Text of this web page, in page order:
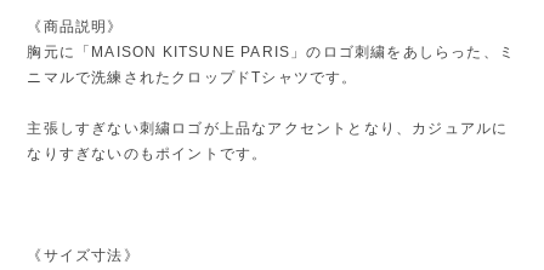
《商品説明》
胸元に「MAISON KITSUNE PARIS」のロゴ刺繍をあしらった、ミ
ニマルで洗練されたクロップドTシャツです。
主張しすぎない刺繍ロゴが上品なアクセントとなり、カジュアルに
なりすぎないのもポイントです。
《サイズ寸法》